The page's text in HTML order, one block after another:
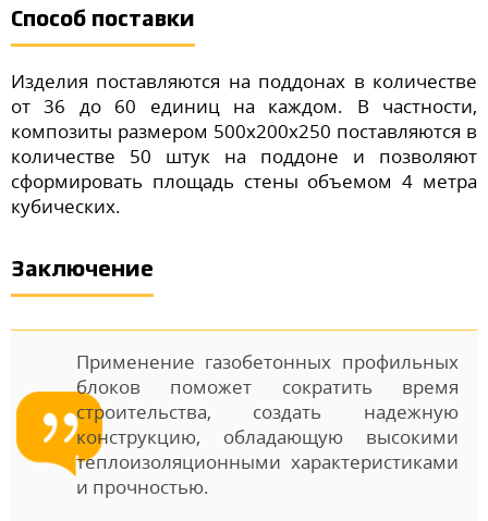
Способ поставки
Изделия поставляются на поддонах в количестве
от 36 до 60 единиц на каждом. В частности,
композиты размером 500х200х250 поставляются в
количестве 50 штук на поддоне и позволяют
сформировать площадь стены объемом 4 метра
кубических.
Заключение
Применение газобетонных профильных
блоков поможет сократить время
строительства, создать надежную
конструкцию, обладающую высокими
теплоизоляционными характеристиками
и прочностью.